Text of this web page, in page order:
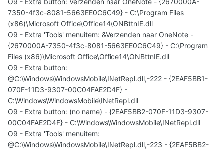
O9 - Extra button: Verzenden naar OneNote - {2670000A-
7350-4f3c-8081-5663EE0C6C49} - C:\Program Files
(x86)\Microsoft Office\Office14\ONBttnIE.dll
O9 - Extra 'Tools' menuitem: &Verzenden naar OneNote -
{2670000A-7350-4f3c-8081-5663EE0C6C49} - C:\Program
Files (x86)\Microsoft Office\Office14\ONBttnIE.dll
O9 - Extra button:
@C:\Windows\WindowsMobile\INetRepl.dll,-222 - {2EAF5BB1-
070F-11D3-9307-00C04FAE2D4F} -
C:\Windows\WindowsMobile\INetRepl.dll
O9 - Extra button: (no name) - {2EAF5BB2-070F-11D3-9307-
00C04FAE2D4F} - C:\Windows\WindowsMobile\INetRepl.dll
O9 - Extra 'Tools' menuitem:
@C:\Windows\WindowsMobile\INetRepl.dll,-223 - {2EAF5BB2-